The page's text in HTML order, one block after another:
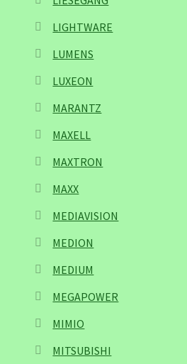
LIGHTWARE
LUMENS
LUXEON
MARANTZ
MAXELL
MAXTRON
MAXX
MEDIAVISION
MEDION
MEDIUM
MEGAPOWER
MIMIO
MITSUBISHI